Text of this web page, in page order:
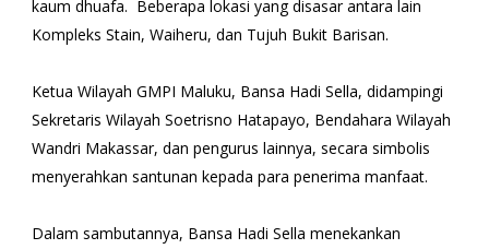
kaum dhuafa. Beberapa lokasi yang disasar antara lain
Kompleks Stain, Waiheru, dan Tujuh Bukit Barisan.
Ketua Wilayah GMPI Maluku, Bansa Hadi Sella, didampingi
Sekretaris Wilayah Soetrisno Hatapayo, Bendahara Wilayah
Wandri Makassar, dan pengurus lainnya, secara simbolis
menyerahkan santunan kepada para penerima manfaat.
Dalam sambutannya, Bansa Hadi Sella menekankan